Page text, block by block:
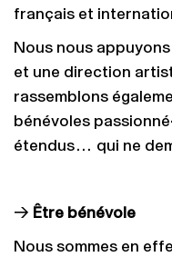
français et
Nous nous
et une direction
rassemblons
bénévoles
étendus… qui ne
→ Être bénévole
Nous sommes en